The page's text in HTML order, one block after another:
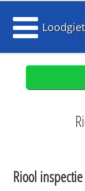
Riool inspectie